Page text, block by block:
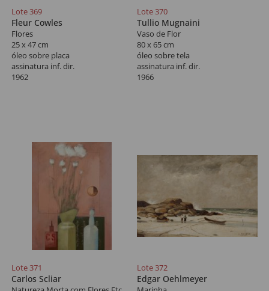
Lote 369
Fleur Cowles
Flores
25 x 47 cm
óleo sobre placa
assinatura inf. dir.
1962
Lote 370
Tullio Mugnaini
Vaso de Flor
80 x 65 cm
óleo sobre tela
assinatura inf. dir.
1966
Lote 371
Carlos Scliar
Lote 372
Edgar Oehlmeyer